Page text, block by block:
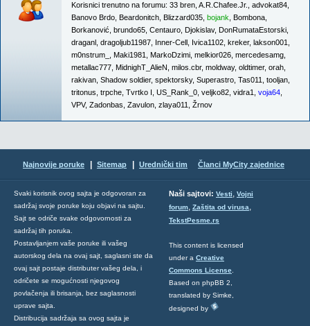
Korisnici trenutno na forumu: 33 bren A.R.Chafee.Jr. advokat84
Banovo Brdo Beardonitch Blizzard035 bojank Bombona
Borkanović brundo65 Centauro Djokislav, DonRumataEstorski
draganl dragoljub11987 Inner-Cell Ivica1102 kreker, lakson001
m0nstrum_
Maki1981 MarkoDzimi melkior026 mercedesamg
metallac777 MidnighT_AlieN milos.cbr, moldway, oldtimer, orah
rakivan Shadow soldier, spektorsky, Superastro Tas011 tooljan
tritonus trpche Tvrtko I US_Rank_0 veljko82 vidra1 voja64
VPV, Zadonbas Zavulon zlaya011 Žrnov
Najnovije poruke Sitemap Urednički tim Članci MyCity zajednice
Svaki korisnik ovog sajta je odgovoran za
sadržaj svoje poruke koju objavi na sajtu.
Sajt se odriče svake odgovornosti za
sadržaj tih poruka.
Postavljanjem vaše poruke ili vašeg
autorskog dela na ovaj sajt, saglasni ste da
ovaj sajt postaje distributer vašeg dela, i
odričete se mogućnosti njegovog
povlačenja ili brisanja, bez saglasnosti
uprave sajta.
Distribucija sadržaja sa ovog sajta je
Naši sajtovi: Vesti, Vojni
forum, Zaštita od virusa,
TekstPesme.rs
This content is licensed
under a Creative
Commons License
Based on phpBB 2,
translated by Simke,
designed by